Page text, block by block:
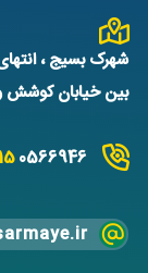
شهرک بسیج ،
بین خیابان کوشش
0566946